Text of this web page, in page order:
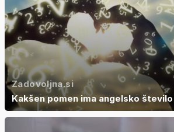
Zadovoljna.si
Kakšen pomen ima angelsko